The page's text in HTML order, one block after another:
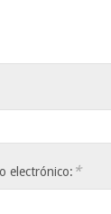
electrónico: *